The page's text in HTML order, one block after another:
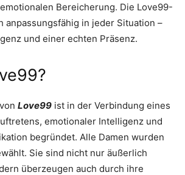
Bereicherung. Die Love99-
anpassungsfähig in jeder Situation –
und einer echten Präsenz.
Love99 ist in der Verbindung eines
emotionaler Intelligenz und
begründet. Alle Damen wurden
Sie sind nicht nur äußerlich
überzeugen auch durch ihre